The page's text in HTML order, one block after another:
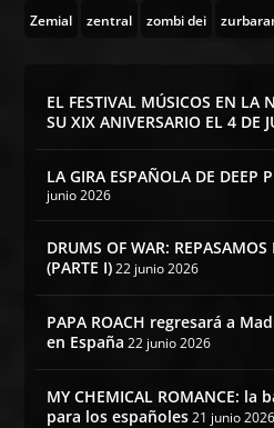
Zemial zentral zombi dei
EL FESTIVAL MÚSICOS EN LA
SU XIX ANIVERSARIO EL 4 DE
LA GIRA ESPAÑOLA DE DEEP
junio 2026
DRUMS OF WAR:
(PARTE I) 22 junio 2026
PAPA ROACH regresará a
en España 22 junio 2026
MY CHEMICAL ROMANCE:
para los españoles 21 junio 2026